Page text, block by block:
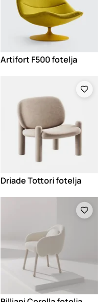
Artifort F500 fotelja
Driade Tottori fotelja